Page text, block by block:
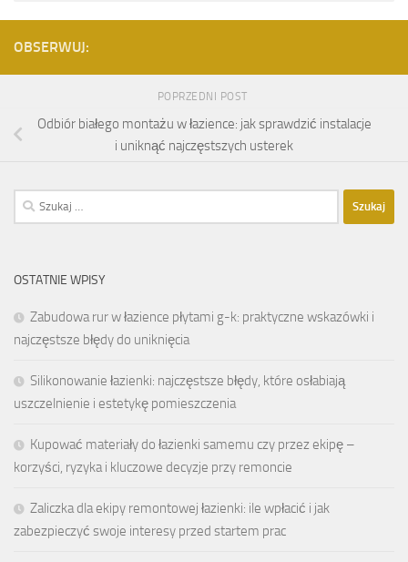
OBSERWUJ:
POPRZEDNI POST
Odbiór białego montażu w łazience: jak sprawdzić instalacje
i uniknąć najczęstszych usterek
Szukaj:
OSTATNIE WPISY
Zabudowa rur w łazience płytami g-k: praktyczne wskazówki i
najczęstsze błędy do uniknięcia
Silikonowanie łazienki: najczęstsze błędy, które osłabiają
uszczelnienie i estetykę pomieszczenia
Kupować materiały do łazienki samemu czy przez ekipę –
korzyści, ryzyka i kluczowe decyzje przy remoncie
Zaliczka dla ekipy remontowej łazienki: ile wpłacić i jak
zabezpieczyć swoje interesy przed startem prac